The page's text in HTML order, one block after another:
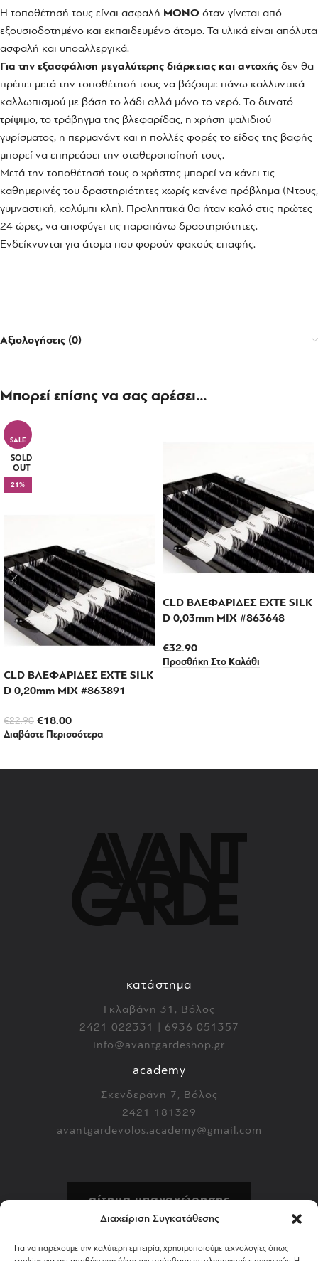
Διαχείριση Συγκατάθεσης
Για να παρέχουμε την καλύτερη εμπειρία, χρησιμοποιούμε τεχνολογίες όπως
Η τοποθέτησή τους είναι ασφαλή ΜΟΝΟ όταν γίνεται από
εξουσιοδοτημένο και εκπαιδευμένο άτομο. Τα υλικά είναι απόλυτα
ασφαλή και υποαλλεργικά.
Για την εξασφάλιση μεγαλύτερης διάρκειας και αντοχής δεν θα
πρέπει μετά την τοποθέτησή τους να βάζουμε πάνω καλλυντικά
καλλωπισμού με βάση το λάδι αλλά μόνο το νερό. Το δυνατό
τρίψιμο, το τράβηγμα της βλεφαρίδας, η χρήση ψαλιδιού
γυρίσματος, η περμανάντ και η πολλές φορές το είδος της βαφής
μπορεί να επηρεάσει την σταθεροποίησή τους.
Μετά την τοποθέτησή τους ο χρήστης μπορεί να κάνει τις
καθημερινές του δραστηριότητες χωρίς κανένα πρόβλημα (Ντους,
γυμναστική, κολύμπι κλπ). Προληπτικά θα ήταν καλό στις πρώτες
24 ώρες, να αποφύγει τις παραπάνω δραστηριότητες.
Ενδείκνυνται για άτομα που φορούν φακούς επαφής.
Αξιολογήσεις (0)
Μπορεί επίσης να σας αρέσει…
SALE
SOLD
OUT
21%
CLD ΒΛΕΦΑΡΙΔΕΣ EXTE SILK
D 0,20mm MIX #863891
€22.90 €18.00
Διαβάστε Περισσότερα
CLD ΒΛΕΦΑΡΙΔΕΣ EXTE SILK
D 0,03mm MIX #863648
€32.90
Προσθήκη Στο Καλάθι
κατάστημα
Γκλαβάνη 31, Βόλος
2421 022331 | 6936 051357
info@avantgardeshop.gr
academy
Σκενδεράνη 7, Βόλος
2421 181329
avantgardevolos.academy@gmail.com
αίτημα υπαναχώρησης